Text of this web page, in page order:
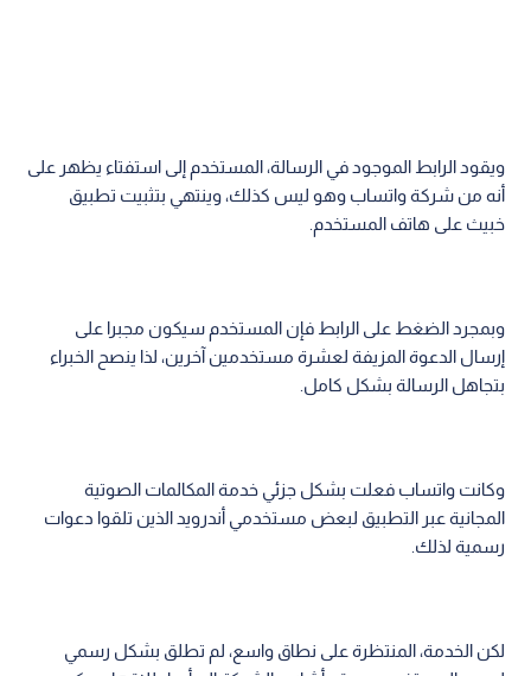
ويقود الرابط الموجود في الرسالة، المستخدم إلى استفتاء يظهر على
أنه من شركة واتساب وهو ليس كذلك، وينتهي بتثبيت تطبيق
خبيث على هاتف المستخدم.
وبمجرد الضغط على الرابط فإن المستخدم سيكون مجبرا على
إرسال الدعوة المزيفة لعشرة مستخدمين آخرين، لذا ينصح الخبراء
بتجاهل الرسالة بشكل كامل.
وكانت واتساب فعلت بشكل جزئي خدمة المكالمات الصوتية
المجانية عبر التطبيق لبعض مستخدمي أندرويد الذين تلقوا دعوات
رسمية لذلك.
لكن الخدمة، المنتظرة على نطاق واسع، لم تطلق بشكل رسمي